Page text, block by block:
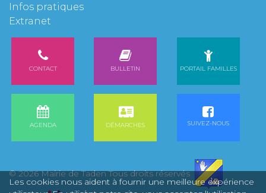
Les cookies nous aident à fournir une meilleure expérience
Infos pratiques
Extranet
CONTACT BULLETIN PORTAIL FAMILLES
AGENDA DÉMARCHES SUIVEZ-NOUS
© 2026 Mairie de Taden Tous droits réservés